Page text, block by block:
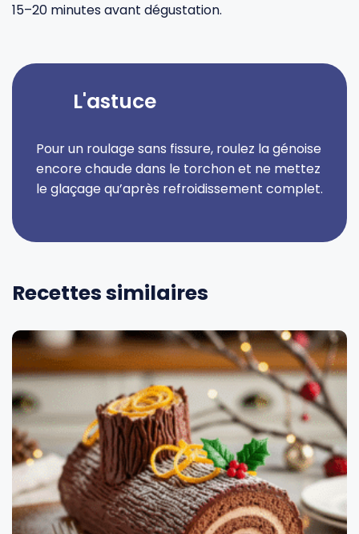
15–20 minutes avant dégustation.
L'astuce
Pour un roulage sans fissure, roulez la génoise
encore chaude dans le torchon et ne mettez
le glaçage qu’après refroidissement complet.
Recettes similaires